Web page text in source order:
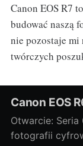
Canon EOS R7
budować naszą
nie pozostaje
twórczych
Canon EOS
Otwarcie: Seria
fotografii